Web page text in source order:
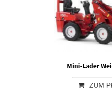
Mini-Lader
ZUM